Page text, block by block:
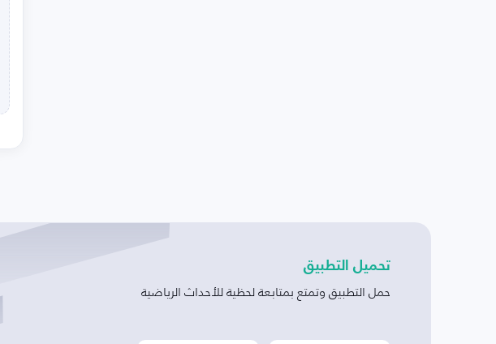
تحميل التطبيق
حمل التطبيق وتمتع بمتابعة لحظية للأحداث الرياضية